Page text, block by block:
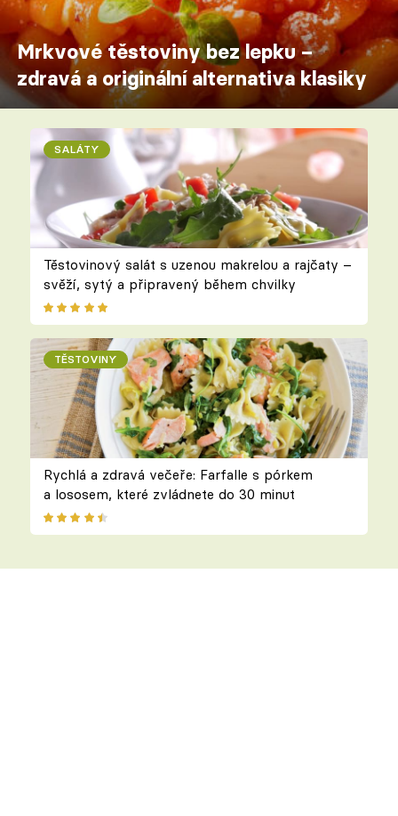
Mrkvové těstoviny bez lepku –
zdravá a originální alternativa klasiky
SALÁTY
Těstovinový salát s uzenou makrelou a rajčaty –
svěží, sytý a připravený během chvilky
TĚSTOVINY
Rychlá a zdravá večeře: Farfalle s pórkem
a lososem, které zvládnete do 30 minut